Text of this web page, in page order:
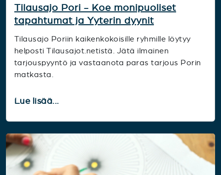
Tilausajo Pori - Koe monipuoliset
tapahtumat ja Yyterin dyynit
Tilausajo Poriin kaikenkokoisille ryhmille löytyy
helposti Tilausajot.netistä. Jätä ilmainen
tarjouspyyntö ja vastaanota paras tarjous Porin
matkasta.
Lue lisää...